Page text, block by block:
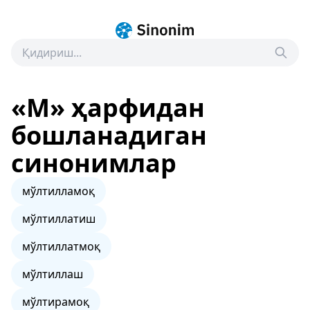
«М» ҳарфидан
бошланадиган
синонимлар
мўлтилламоқ
мўлтиллатиш
мўлтиллатмоқ
мўлтиллаш
мўлтирамоқ